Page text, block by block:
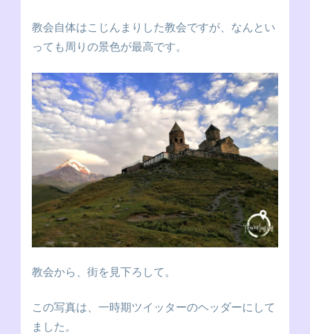
教会自体はこじんまりした教会ですが、なんとい
っても周りの景色が最高です。
教会から、街を見下ろして。
この写真は、一時期ツイッターのヘッダーにして
ました。